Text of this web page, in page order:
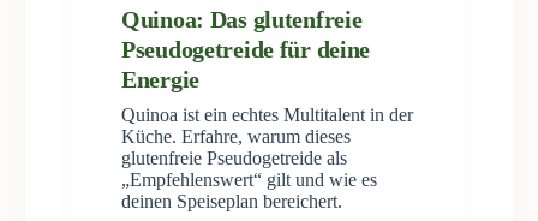
Quinoa: Das glutenfreie
Pseudogetreide für deine
Energie
Quinoa ist ein echtes Multitalent in der
Küche. Erfahre, warum dieses
glutenfreie Pseudogetreide als
„Empfehlenswert“ gilt und wie es
deinen Speiseplan bereichert.